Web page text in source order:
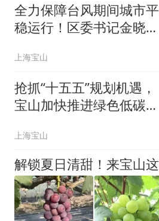
全力保障台风期间城市平
稳运行！区委书记金晓明
上海宝山
抢抓“十五五”规划机遇，
宝山加快推进绿色低碳供
上海宝山